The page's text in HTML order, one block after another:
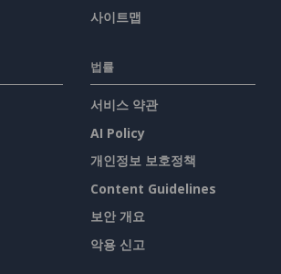
사이트맵
법률
서비스 약관
AI Policy
개인정보 보호정책
Content Guidelines
보안 개요
악용 신고